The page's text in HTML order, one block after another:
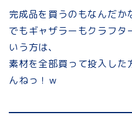
完成品を買うのもなんだか
でもギャザラーもクラフタ
いう方は、
素材を全部買って投入した
んねっ！ｗ